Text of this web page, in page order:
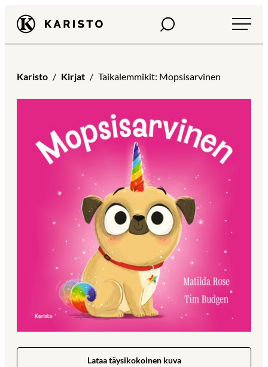
Siirry
suoraan
sisältöön
Karisto Haku
Karisto Kirjat Taikalemmikit: Mopsisarvinen
Lataa täysikokoinen kuva